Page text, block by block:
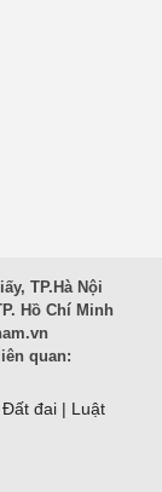
TP.Hà Nội
Hồ Chí Minh
quan:
Đất đai | Luật